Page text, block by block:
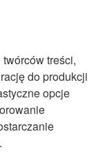
treści,
do produkcji
opcje